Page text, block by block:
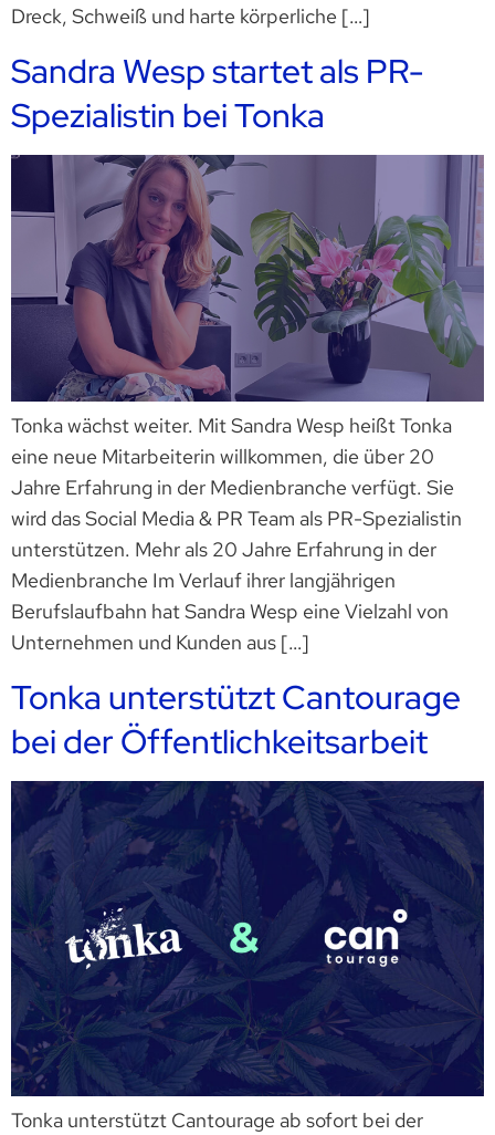
Dreck, Schweiß und harte körperliche […]
Sandra Wesp startet als PR-
Spezialistin bei Tonka
Tonka wächst weiter. Mit Sandra Wesp heißt Tonka
eine neue Mitarbeiterin willkommen, die über 20
Jahre Erfahrung in der Medienbranche verfügt. Sie
wird das Social Media & PR Team als PR-Spezialistin
unterstützen. Mehr als 20 Jahre Erfahrung in der
Medienbranche Im Verlauf ihrer langjährigen
Berufslaufbahn hat Sandra Wesp eine Vielzahl von
Unternehmen und Kunden aus […]
Tonka unterstützt Cantourage
bei der Öffentlichkeitsarbeit
Tonka unterstützt Cantourage ab sofort bei der